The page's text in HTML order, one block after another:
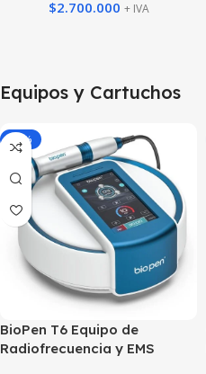
$2.700.000 + IVA
Equipos y Cartuchos
-15%
BioPen T6 Equipo de
Radiofrecuencia y EMS